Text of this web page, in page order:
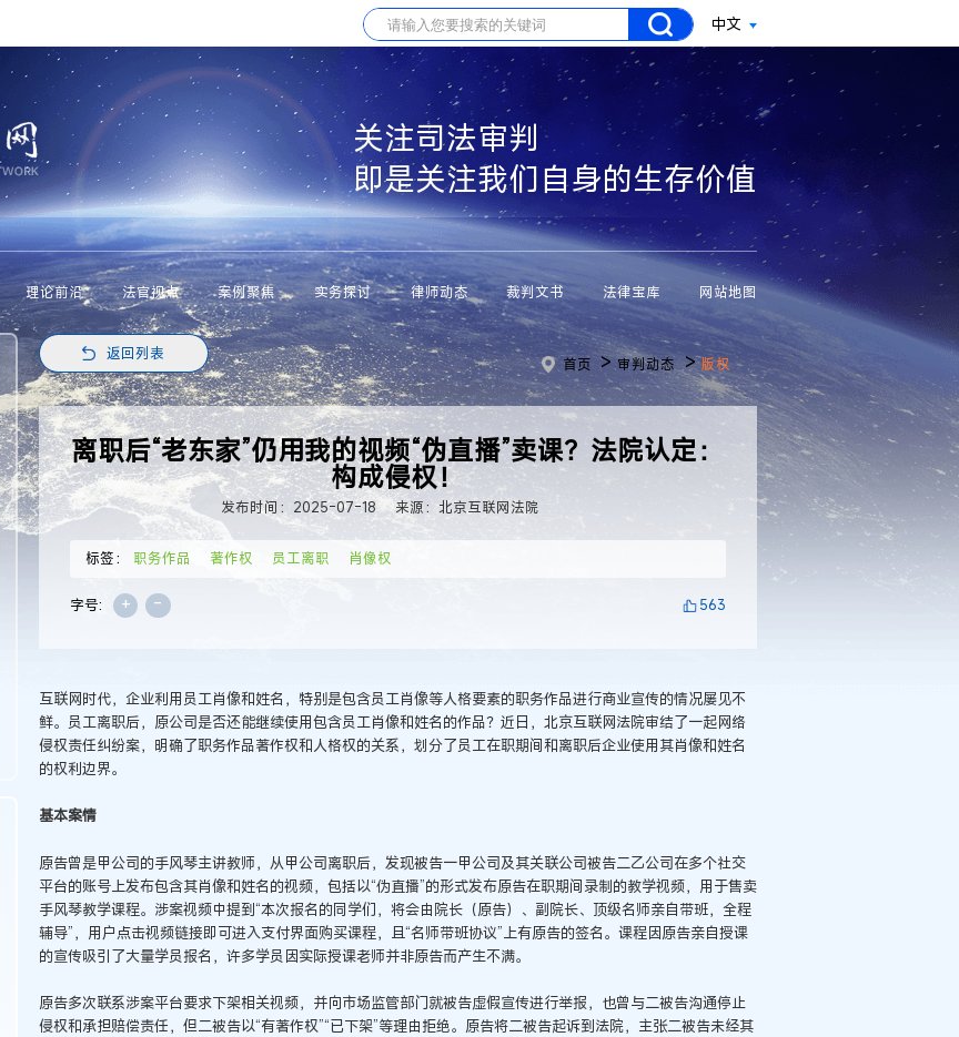
中文
关注司法审判
即是关注我们自身的生存价值
理论前沿 法官视点 案例聚焦 实务探讨 律师动态 裁判文书 法律宝库 网站地图
返回列表
首页 >审判动态 >版权
离职后“老东家”仍用我的视频“伪直播”卖课？法院认定：
构成侵权！
发布时间：2025-07-18 来源：北京互联网法院
标签： 职务作品 著作权 员工离职 肖像权
字号: + - 563
互联网时代，企业利用员工肖像和姓名，特别是包含员工肖像等人格要素的职务作品进行商业宣传的情况屡见不
鲜。员工离职后，原公司是否还能继续使用包含员工肖像和姓名的作品？近日，北京互联网法院审结了一起网络
侵权责任纠纷案，明确了职务作品著作权和人格权的关系，划分了员工在职期间和离职后企业使用其肖像和姓名
的权利边界。
基本案情
原告曾是甲公司的手风琴主讲教师，从甲公司离职后，发现被告一甲公司及其关联公司被告二乙公司在多个社交
平台的账号上发布包含其肖像和姓名的视频，包括以“伪直播”的形式发布原告在职期间录制的教学视频，用于售卖
手风琴教学课程。涉案视频中提到“本次报名的同学们，将会由院长（原告）、副院长、顶级名师亲自带班，全程
辅导”，用户点击视频链接即可进入支付界面购买课程，且“名师带班协议”上有原告的签名。课程因原告亲自授课
的宣传吸引了大量学员报名，许多学员因实际授课老师并非原告而产生不满。
原告多次联系涉案平台要求下架相关视频，并向市场监管部门就被告虚假宣传进行举报，也曾与二被告沟通停止
侵权和承担赔偿责任，但二被告以“有著作权”“已下架”等理由拒绝。原告将二被告起诉到法院，主张二被告未经其